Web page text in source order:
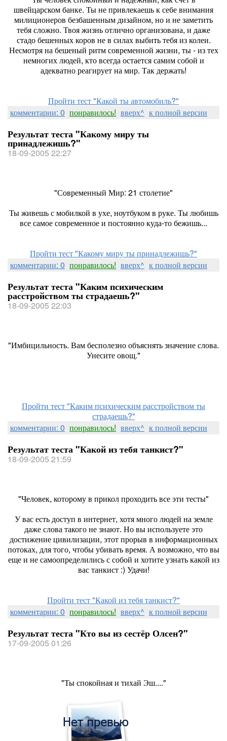
швейцарском банке. Ты не привлекаешь к себе внимания
милиционеров безбашенным дизайном, но и не заметить
тебя сложно. Твоя жизнь отлично организована, и даже
стадо бешенных коров не в силах выбить тебя из колеи.
Несмотря на бешеный ритм современной жизни, ты - из тех
немногих людей, кто всегда остается самим собой и
адекватно реагирует на мир. Так держать!
Пройти тест "Какой ты автомобиль?"
комментарии: 0 понравилось! вверх^ к полной версии
Результат теста "Какому миру ты
принадлежишь?"
18-09-2005 22:27
"Современный Мир: 21 столетие"
Ты живешь с мобилкой в ухе, ноутбуком в руке. Ты любишь
все самое современное и постоянно куда-то бежишь...
Пройти тест "Какому миру ты принадлежишь?"
комментарии: 0 понравилось! вверх^ к полной версии
Результат теста "Каким психическим
расстройством ты страдаешь?"
18-09-2005 22:03
"Имбицильность. Вам бесполезно объяснять значение слова.
Унесите овощ."
Пройти тест "Каким психическим расстройством ты
страдаешь?"
комментарии: 0 понравилось! вверх^ к полной версии
Результат теста "Какой из тебя танкист?"
18-09-2005 21:59
"Человек, которому в прикол проходить все эти тесты"
У вас есть доступ в интернет, хотя много людей на земле
даже слова такого не знают. Но вы используете это
достижение цивилизации, этот прорыв в информационных
потоках, для того, чтобы убивать время. А возможно, что вы
еще и не самоопределились с собой и хотите узнать какой из
вас танкист :) Удачи!
Пройти тест "Какой из тебя танкист?"
комментарии: 0 понравилось! вверх^ к полной версии
Результат теста "Кто вы из сестёр Олсен?"
17-09-2005 01:26
"Ты спокойная и тихай Эш...."